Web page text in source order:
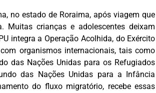
no estado de Roraima, após viagem que
Muitas crianças e adolescentes deixam
integra a Operação Acolhida, do Exército
organismos internacionais, tais como
das Nações Unidas para os Refugiados
das Nações Unidas para a Infância
do fluxo migratório, recebe essas